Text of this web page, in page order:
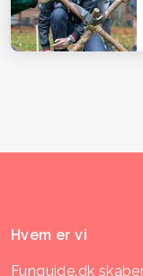
Hvem er vi
Funguide.dk